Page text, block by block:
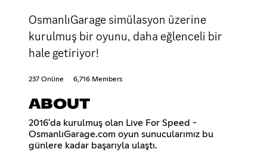
OsmanlıGarage simülasyon üzerine
kurulmuş bir oyunu, daha eğlenceli bir
hale getiriyor!
237 Online 6,716 Members
ABOUT
2016'da kurulmuş olan Live For Speed -
OsmanlıGarage.com oyun sunucularımız bu
günlere kadar başarıyla ulaştı.